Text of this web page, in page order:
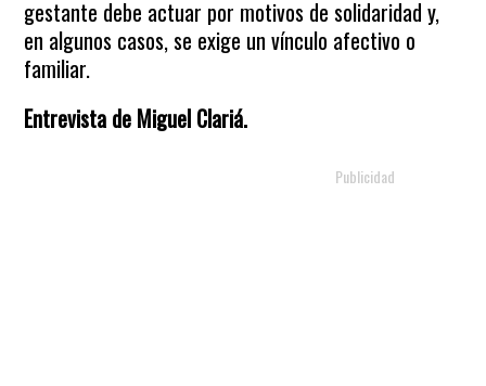
gestante debe actuar por motivos de solidaridad y,
en algunos casos, se exige un vínculo afectivo o
familiar.
Entrevista de Miguel Clariá.